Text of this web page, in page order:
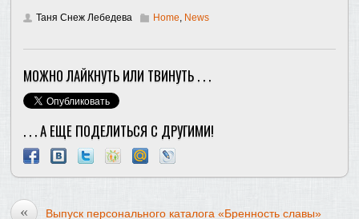
Таня Снеж Лебедева Home News
МОЖНО ЛАЙКНУТЬ ИЛИ ТВИНУТЬ . . .
. . . А ЕЩЕ ПОДЕЛИТЬСЯ С ДРУГИМИ!
« Выпуск персонального каталога «Бренность славы»